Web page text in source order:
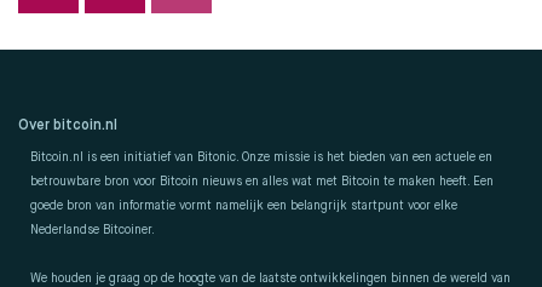
Over bitcoin.nl
Bitcoin.nl is een initiatief van Bitonic. Onze missie is het bieden van een actuele en
betrouwbare bron voor Bitcoin nieuws en alles wat met Bitcoin te maken heeft. Een
goede bron van informatie vormt namelijk een belangrijk startpunt voor elke
Nederlandse Bitcoiner.
We houden je graag op de hoogte van de laatste ontwikkelingen binnen de wereld van